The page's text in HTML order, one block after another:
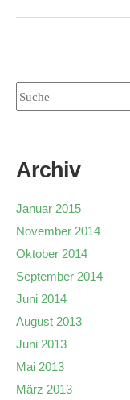
Archiv
Januar 2015
November 2014
Oktober 2014
September 2014
Juni 2014
August 2013
Juni 2013
Mai 2013
März 2013